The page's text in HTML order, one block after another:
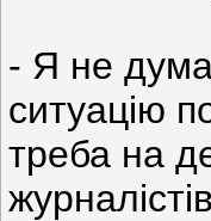
- Я не
ситуацію
треба на